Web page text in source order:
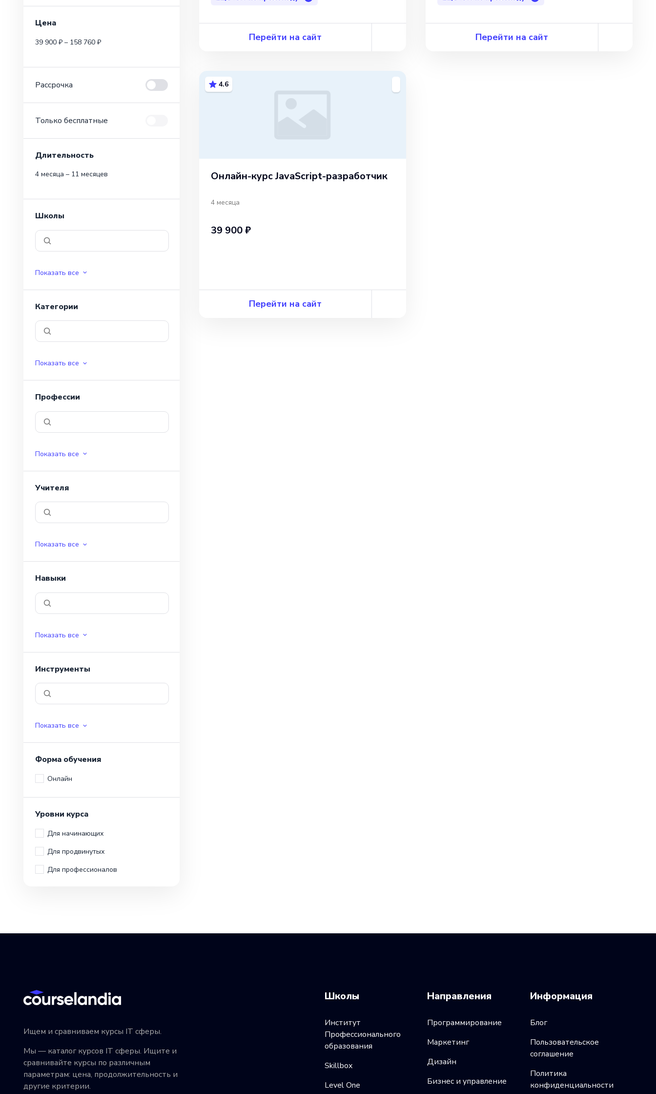
Перейти на сайт Перейти на сайт
4.6
Онлайн-курс JavaScript-разработчик
4 месяца
39 900 ₽
Перейти на сайт
Цена
39 900 ₽ – 158 760 ₽
Рассрочка
Только бесплатные
Длительность
4 месяца – 11 месяцев
Школы
Показать все
Категории
Показать все
Профессии
Показать все
Учителя
Показать все
Навыки
Показать все
Инструменты
Показать все
Форма обучения
Онлайн
Уровни курса
Для начинающих
Для продвинутых
Для профессионалов
Ищем и сравниваем курсы IT сферы.
Мы — каталог курсов IT сферы. Ищите и
сравнивайте курсы по различным
параметрам: цена, продолжительность и
другие критерии.
Школы
Институт
Профессионального
образования
Skillbox
Level One
Направления
Программирование
Маркетинг
Дизайн
Бизнес и управление
Информация
Блог
Пользовательское
соглашение
Политика
конфиденциальности